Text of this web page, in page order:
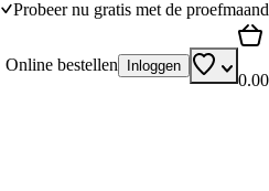
Probeer nu gratis met de proefmaand
Online bestellen Inloggen
0.00